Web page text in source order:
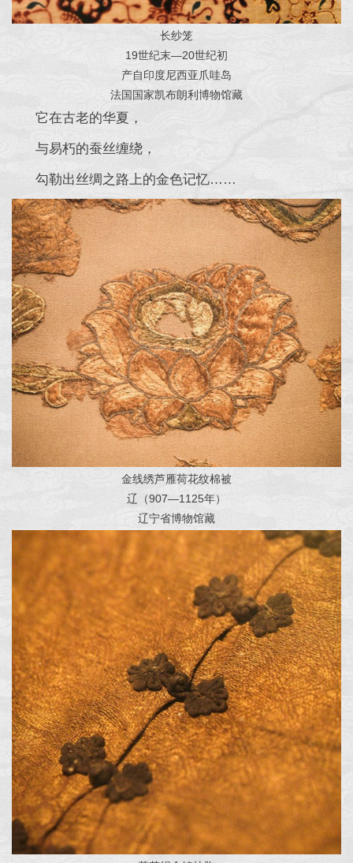
长纱笼
19世纪末—20世纪初
产自印度尼西亚爪哇岛
法国国家凯布朗利博物馆藏
它在古老的华夏，
与易朽的蚕丝缠绕，
勾勒出丝绸之路上的金色记忆……
金线绣芦雁荷花纹棉被
辽（907—1125年）
辽宁省博物馆藏